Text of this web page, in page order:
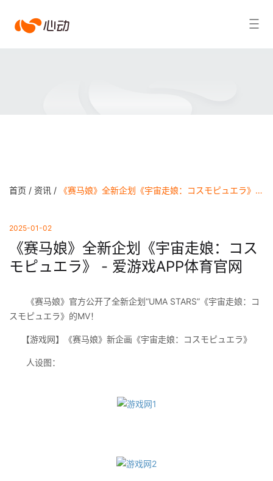
爱搜索结果
首页 / 资讯 / 《赛马娘》全新企划《宇宙走娘：コスモピュエラ》 - 爱游戏APP体育官网
2025-01-02
《赛马娘》全新企划《宇宙走娘：コス
モピュエラ》 - 爱游戏APP体育官网
《赛马娘》官方公开了全新企划“UMA STARS”《宇宙走娘：コ
スモピュエラ》的MV！
【游戏网】《赛马娘》新企画《宇宙走娘：コスモピュエラ》
人设图：